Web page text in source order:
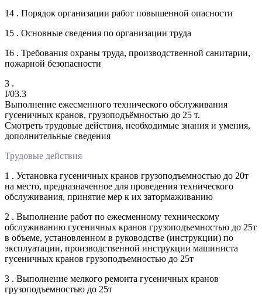
14 . Порядок организации работ повышенной опасности
15 . Основные сведения по организации труда
16 . Требования охраны труда, производственной санитарии,
пожарной безопасности
3 .
I/03.3
Выполнение ежесменного технического обслуживания
гусеничных кранов, грузоподъёмностью до 25 т.
Смотреть трудовые действия, необходимые знания и умения,
дополнительные сведения
Трудовые действия
1 . Установка гусеничных кранов грузоподъемностью до 20т
на место, предназначенное для проведения технического
обслуживания, принятие мер к их затормаживанию
2 . Выполнение работ по ежесменному техническому
обслуживанию гусеничных кранов грузоподъемностью до 25т
в объеме, установленном в руководстве (инструкции) по
эксплуатации, производственной инструкции машиниста
гусеничных кранов грузоподъемностью до 25т
3 . Выполнение мелкого ремонта гусеничных кранов
грузоподъемностью до 25т